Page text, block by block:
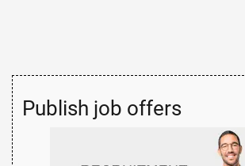
Publish job offers